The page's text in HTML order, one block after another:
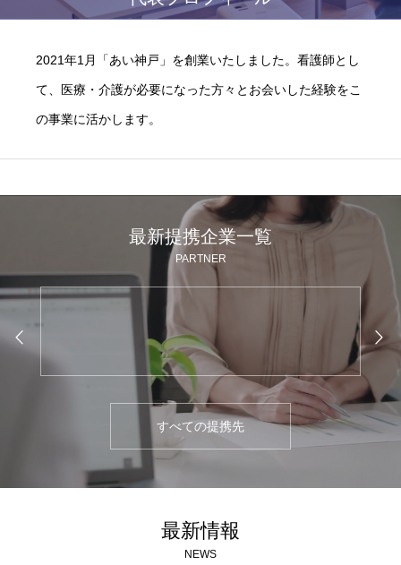
2021年1月「あい神戸」を創業いたしました。看護師とし
て、医療・介護が必要になった方々とお会いした経験をこ
の事業に活かします。
最新提携企業一覧
PARTNER
すべての提携先
最新情報
NEWS